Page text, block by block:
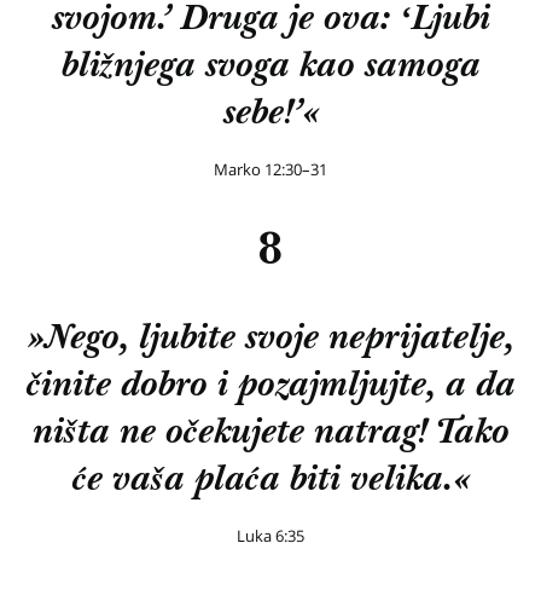
svojom.’ Druga je ova: ʻLjubi
bližnjega svoga kao samoga
sebe!’«
Marko 12:30–31
8
»Nego, ljubite svoje neprijatelje,
činite dobro i pozajmljujte, a da
ništa ne očekujete natrag! Tako
će vaša plaća biti velika.«
Luka 6:35